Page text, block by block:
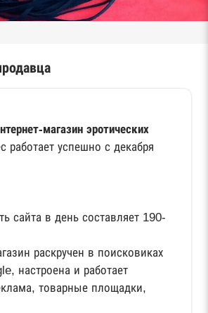
магазин эротических
работает успешно с декабря
сайта в день составляет 190-
раскручен в поисковиках
настроена и работает
товарные площадки,